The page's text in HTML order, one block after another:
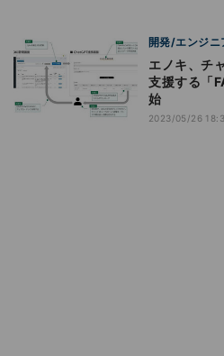
開発/エンジニ
エノキ、チ
支援する「
始
2023/05/26